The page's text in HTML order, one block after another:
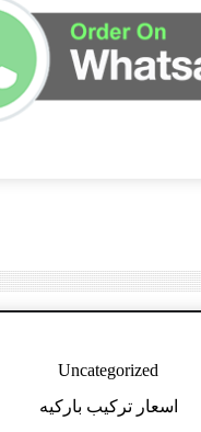
Uncategorized
اسعار تركيب باركيه